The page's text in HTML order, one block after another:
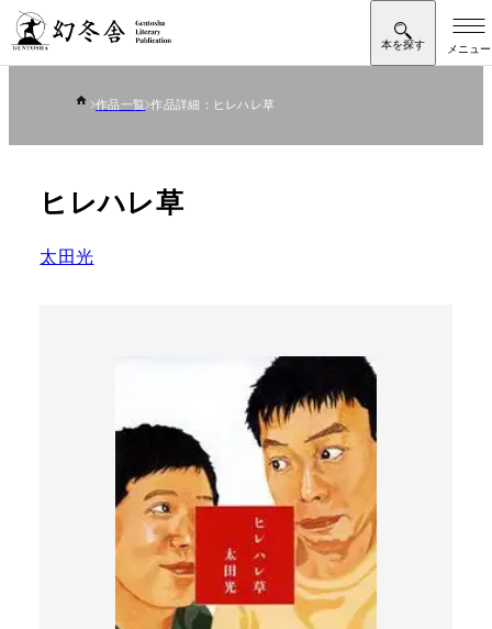
作品一覧 作品詳細：ヒレハレ草
ヒレハレ草
太田光